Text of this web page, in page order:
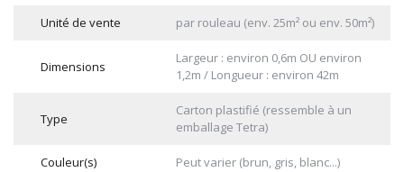
Unité de vente par rouleau (env. 25m² ou env. 50m²)
Dimensions
Largeur : environ 0,6m OU environ
1,2m / Longueur : environ 42m
Type
Carton plastifié (ressemble à un
emballage Tetra)
Couleur(s) Peut varier (brun, gris, blanc...)